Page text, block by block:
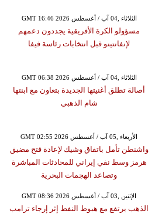
GMT 16:46 2026 الثلاثاء ,04 آب / أغسطس
مسؤولو الكرة الأفريقية يجددون دعمهم
لإنفانتينو قبل انتخابات رئاسة فيفا
GMT 06:38 2026 الثلاثاء ,04 آب / أغسطس
أصالة تطلق أغنيتها الجديدة بتعاون مع ابنتها
شام الذهبي
GMT 02:55 2026 الأربعاء ,05 آب / أغسطس
واشنطن تأمل باتفاق وشيك لإعادة فتح مضيق
هرمز وسط نفي إيراني للمحادثات المباشرة
وتصاعد الهجمات البحرية
GMT 08:36 2026 الإثنين ,03 آب / أغسطس
الذهب يرتفع مع هبوط النفط إثر إرجاء ترامب